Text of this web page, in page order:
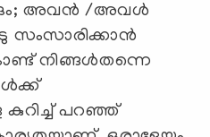
അവൻ /അവൾ
സംസാരിക്കാൻ
നിങ്ങൾതന്നെ
പറഞ്ഞ്